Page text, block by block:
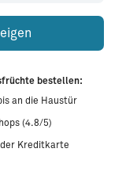
bestellen:
an die Haustür
(4.8/5)
Kreditkarte